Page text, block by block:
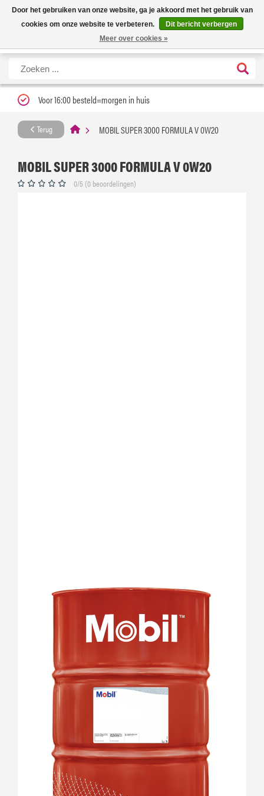
Nieuwe levertijd: 1 tot 3 werkdagen | Nu 25% korting op gehele assortiment
Carfume met kortingscode ''verfrissend''
X
Voor 16:00 besteld=morgen in huis
Terug MOBIL SUPER 3000 FORMULA V 0W20
MOBIL SUPER 3000 FORMULA V 0W20
0/5 (0 beoordelingen)
Door het gebruiken van onze website, ga je akkoord met het gebruik van
cookies om onze website te verbeteren.
Dit bericht verbergen
Meer over cookies »